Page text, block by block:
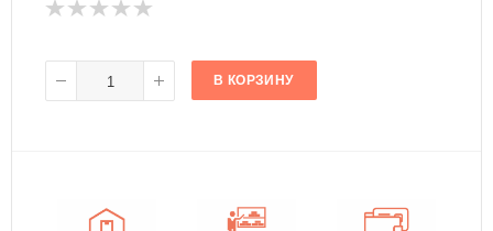
В КОРЗИНУ